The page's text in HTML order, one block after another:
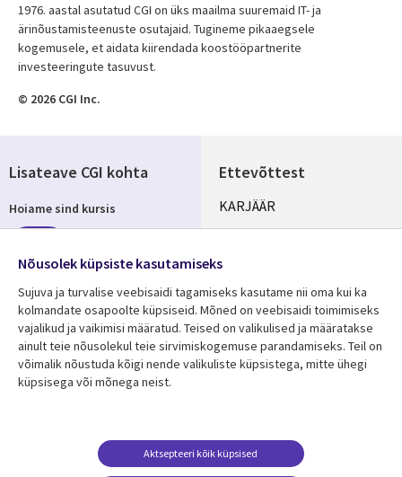
1976. aastal asutatud CGI on üks maailma suuremaid IT- ja
ärinõustamisteenuste osutajaid. Tugineme pikaaegsele
kogemusele, et aidata kiirendada koostööpartnerite
investeeringute tasuvust.
© 2026 CGI Inc.
Ettevõttest
Useful
links
ESTONIA
KARJÄÄR
KONTORID
Ressursikeskus Tugi
Lisateave CGI kohta
Hoiame sind kursis
Jälgi meid
Social
Media
Nõusolek küpsiste kasutamiseks
Sujuva ja turvalise veebisaidi tagamiseks kasutame nii oma kui ka
kolmandate osapoolte küpsiseid. Mõned on veebisaidi toimimiseks
vajalikud ja vaikimisi määratud. Teised on valikulised ja määratakse
ainult teie nõusolekul teie sirvimiskogemuse parandamiseks. Teil on
võimalik nõustuda kõigi nende valikuliste küpsistega, mitte ühegi
küpsisega või mõnega neist.
Aktsepteeri kõik küpsised